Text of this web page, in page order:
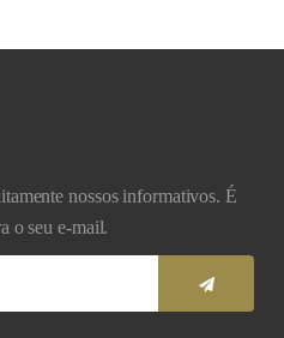
nossos informativos. É
o seu e-mail.